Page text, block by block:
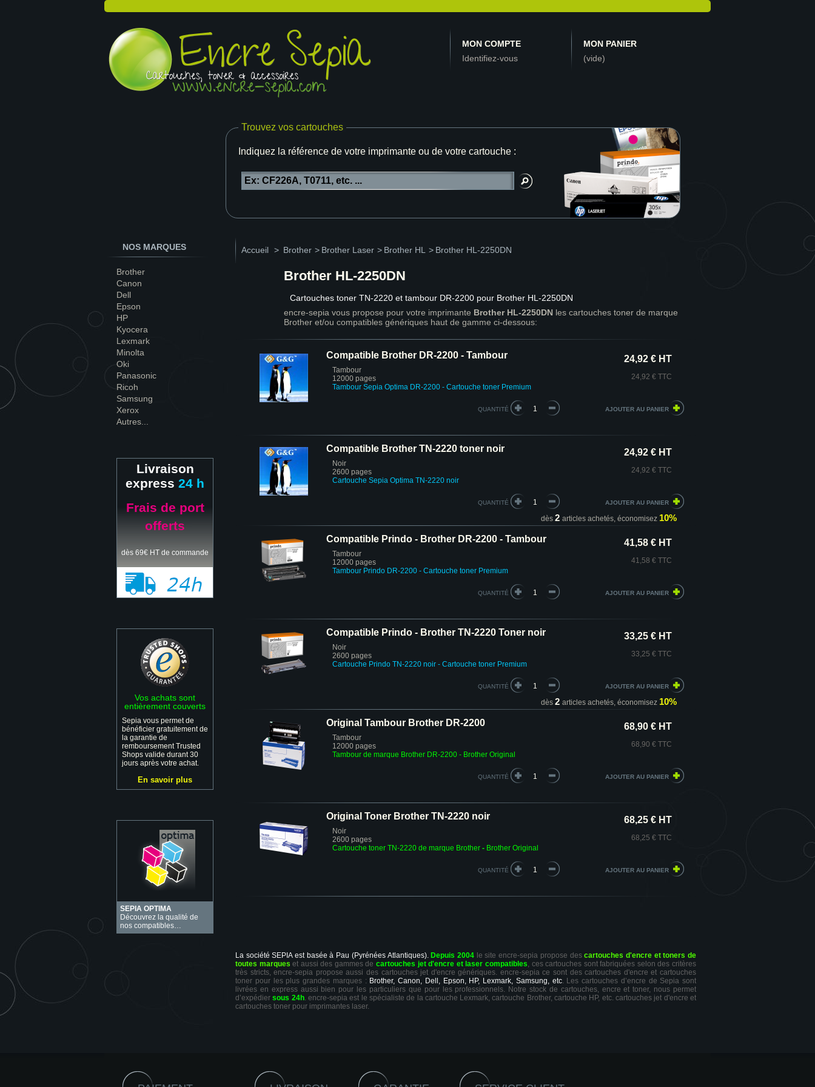
MON COMPTE
Identifiez-vous
MON PANIER
(vide)
Trouvez vos cartouches
Indiquez la référence de votre imprimante ou de votre cartouche :
NOS MARQUES
Brother
Canon
Dell
Epson
HP
Kyocera
Lexmark
Minolta
Oki
Panasonic
Ricoh
Samsung
Xerox
Autres...
Livraison
express 24 h
Frais de port
offerts
dès 69€ HT de commande
Vos achats sont
entièrement couverts
Sepia vous permet de
bénéficier gratuitement de
la garantie de
remboursement Trusted
Shops valide durant 30
jours après votre achat.
En savoir plus
SEPIA OPTIMA
Découvrez la qualité de
nos compatibles…
Accueil > Brother > Brother Laser > Brother HL > Brother HL-2250DN
Brother HL-2250DN
Cartouches toner TN-2220 et tambour DR-2200 pour Brother HL-2250DN
encre-sepia vous propose pour votre imprimante Brother HL-2250DN les cartouches toner de marque
Brother et/ou compatibles génériques haut de gamme ci-dessous:
Compatible Brother DR-2200 - Tambour
Tambour
12000 pages
Tambour Sepia Optima DR-2200 - Cartouche toner Premium
24,92 € HT
24,92 € TTC
QUANTITÉ
Compatible Brother TN-2220 toner noir
Noir
2600 pages
Cartouche Sepia Optima TN-2220 noir
24,92 € HT
24,92 € TTC
QUANTITÉ
dès 2 articles achetés, économisez 10%
Compatible Prindo - Brother DR-2200 - Tambour
Tambour
12000 pages
Tambour Prindo DR-2200 - Cartouche toner Premium
41,58 € HT
41,58 € TTC
QUANTITÉ
Compatible Prindo - Brother TN-2220 Toner noir
Noir
2600 pages
Cartouche Prindo TN-2220 noir - Cartouche toner Premium
33,25 € HT
33,25 € TTC
QUANTITÉ
dès 2 articles achetés, économisez 10%
Original Tambour Brother DR-2200
Tambour
12000 pages
Tambour de marque Brother DR-2200 - Brother Original
68,90 € HT
68,90 € TTC
QUANTITÉ
Original Toner Brother TN-2220 noir
Noir
2600 pages
Cartouche toner TN-2220 de marque Brother - Brother Original
68,25 € HT
68,25 € TTC
QUANTITÉ
La société SEPIA est basée à Pau (Pyrénées Atlantiques). Depuis 2004 le site encre-sepia propose descartouches d'encre et toners de
toutes marques et aussi des gammes decartouches jet d'encre et laser compatibles, ces cartouches sont fabriquées selon des critères
très stricts, encre-sepia propose aussi des cartouches jet d'encre génériques. encre-sepia ce sont des cartouches d'encre et cartouches
toner pour les plus grandes marques : Brother, Canon, Dell, Epson, HP, Lexmark, Samsung, etc. Les cartouches d’encre de Sepia sont
livrées en express aussi bien pour les particuliers que pour les professionnels. Notre stock de cartouches, encre et toner, nous permet
d’expédiersous 24h. encre-sepia est le spécialiste de la cartouche Lexmark, cartouche Brother, cartouche HP, etc. cartouches jet d'encre et
cartouches toner pour imprimantes laser.